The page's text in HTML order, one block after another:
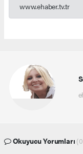
www.ehaber.tv.tr
Okuyucu Yorumları